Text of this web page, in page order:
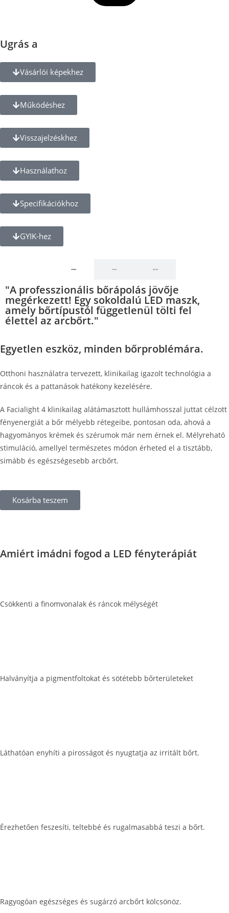
Ugrás a
Vásárlói képekhez
Működéshez
Visszajelzéskhez
Használathoz
Specifikációkhoz
GYIK-hez
"A professzionális bőrápolás jövője
megérkezett! Egy sokoldalú LED maszk,
amely bőrtípustól függetlenül tölti fel
élettel az arcbőrt."
Egyetlen eszköz, minden bőrproblémára.
Otthoni használatra tervezett, klinikailag igazolt technológia a
ráncok és a pattanások hatékony kezelésére.
A Facialight 4 klinikailag alátámasztott hullámhosszal juttat célzott
fényenergiát a bőr mélyebb rétegeibe, pontosan oda, ahová a
hagyományos krémek és szérumok már nem érnek el. Mélyreható
stimuláció, amellyel természetes módon érheted el a tisztább,
simább és egészségesebb arcbőrt.
Kosárba teszem
Amiért imádni fogod a LED fényterápiát
Csökkenti a finomvonalak és ráncok mélységét
Halványítja a pigmentfoltokat és sötétebb bőrterületeket
Láthatóan enyhíti a pirosságot és nyugtatja az irritált bőrt.
Érezhetően feszesíti, teltebbé és rugalmasabbá teszi a bőrt.
Ragyogóan egészséges és sugárzó arcbőrt kölcsönöz.